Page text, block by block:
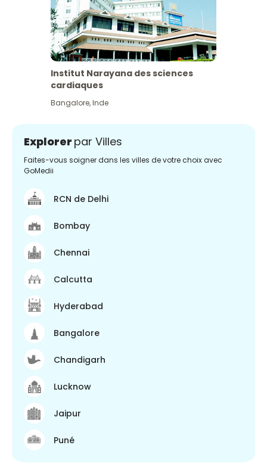
Institut Narayana des sciences
cardiaques
Bangalore,Inde
Explorer par Villes
Faites-vous soigner dans les villes de votre choix avec
GoMedii
RCN de Delhi
Bombay
Chennai
Calcutta
Hyderabad
Bangalore
Chandigarh
Lucknow
Jaipur
Puné